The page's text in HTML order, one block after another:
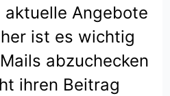
Angebote
ist es wichtig
abzuchecken
ihren Beitrag